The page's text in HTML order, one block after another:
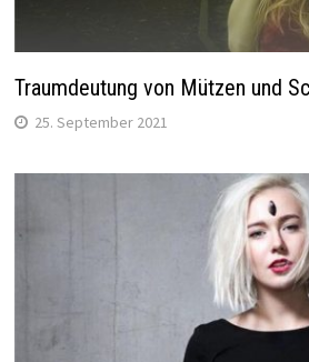
Traumdeutung von Mützen und
25. September 2021